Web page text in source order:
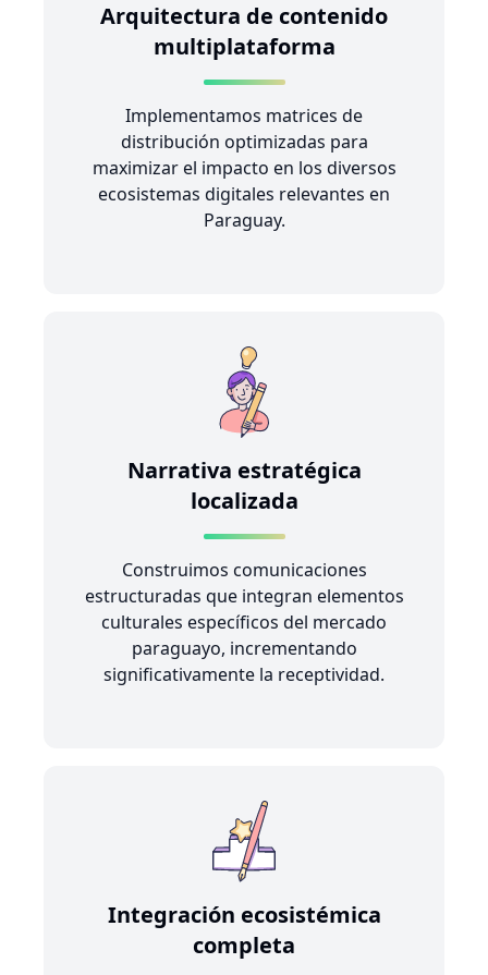
Arquitectura de contenido
multiplataforma
Implementamos matrices de
distribución optimizadas para
maximizar el impacto en los diversos
ecosistemas digitales relevantes en
Paraguay.
Narrativa estratégica
localizada
Construimos comunicaciones
estructuradas que integran elementos
culturales específicos del mercado
paraguayo, incrementando
significativamente la receptividad.
Integración ecosistémica
completa